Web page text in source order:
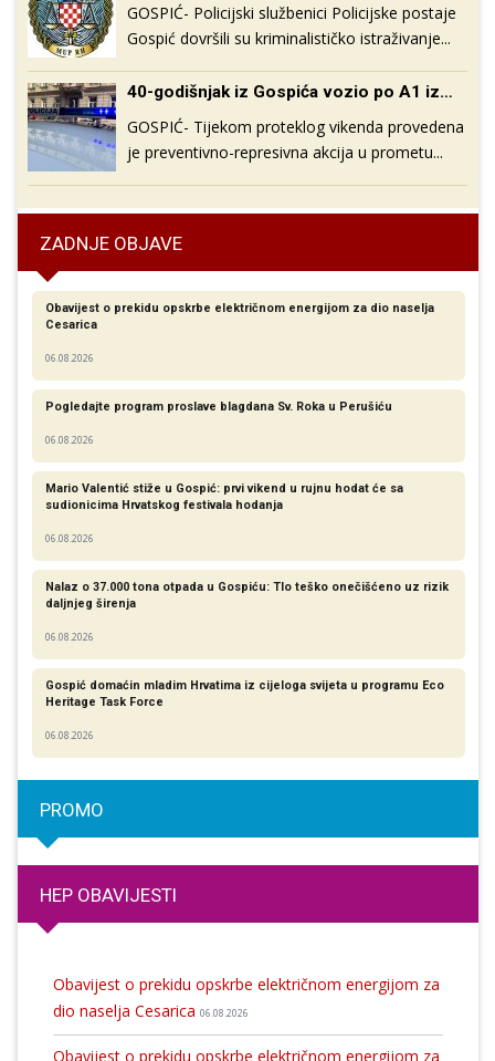
GOSPIĆ- Policijski službenici Policijske postaje
Gospić dovršili su kriminalističko istraživanje...
40-godišnjak iz Gospića vozio po A1 između Perušića i Gospića 218 km/h
GOSPIĆ- Tijekom proteklog vikenda provedena
je preventivno-represivna akcija u prometu...
ZADNJE OBJAVE
Obavijest o prekidu opskrbe električnom energijom za dio naselja
Cesarica
06.08.2026
Pogledajte program proslave blagdana Sv. Roka u Perušiću
06.08.2026
Mario Valentić stiže u Gospić: prvi vikend u rujnu hodat će sa
sudionicima Hrvatskog festivala hodanja
06.08.2026
Nalaz o 37.000 tona otpada u Gospiću: Tlo teško onečišćeno uz rizik
daljnjeg širenja
06.08.2026
Gospić domaćin mladim Hrvatima iz cijeloga svijeta u programu Eco
Heritage Task Force
06.08.2026
PROMO
HEP OBAVIJESTI
Obavijest o prekidu opskrbe električnom energijom za
dio naselja Cesarica 06.08.2026
Obavijest o prekidu opskrbe električnom energijom za